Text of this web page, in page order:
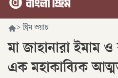
> স্ট্রিম ওয়াচ
মা জাহানারা ইমাম
এক মহাকাব্যিক